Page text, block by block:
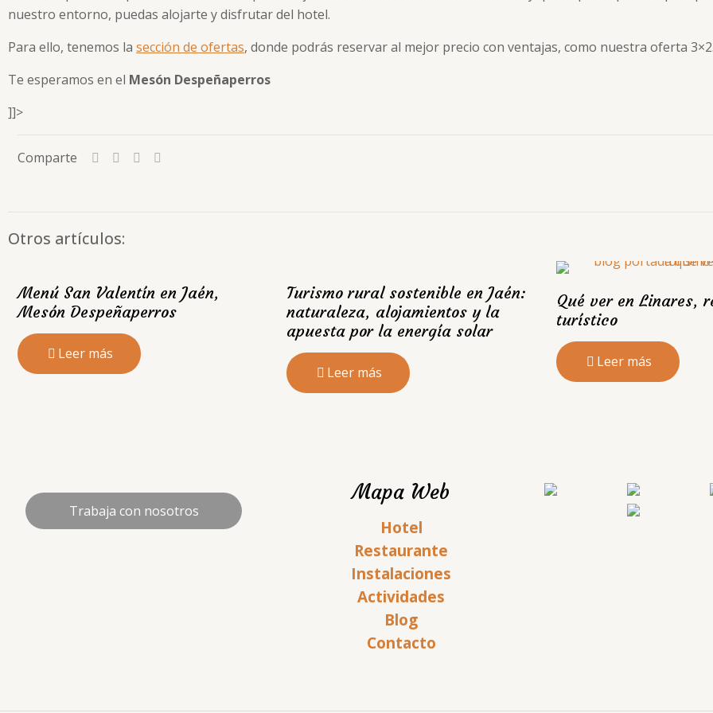
nuestro entorno, puedas alojarte y disfrutar del hotel.
Para ello, tenemos la sección de ofertas, donde podrás reservar al mejor precio con ventajas, como nuestra oferta 3×2.
Te esperamos en el Mesón Despeñaperros
]]>
Comparte
Otros artículos:
Menú San Valentín en Jaén,
Mesón Despeñaperros
Leer más
Turismo rural sostenible en Jaén:
naturaleza, alojamientos y la
apuesta por la energía solar
Leer más
Qué ver en Linares,
turístico
Leer más
Trabaja con nosotros
Mapa Web
Hotel
Restaurante
Instalaciones
Actividades
Blog
Contacto